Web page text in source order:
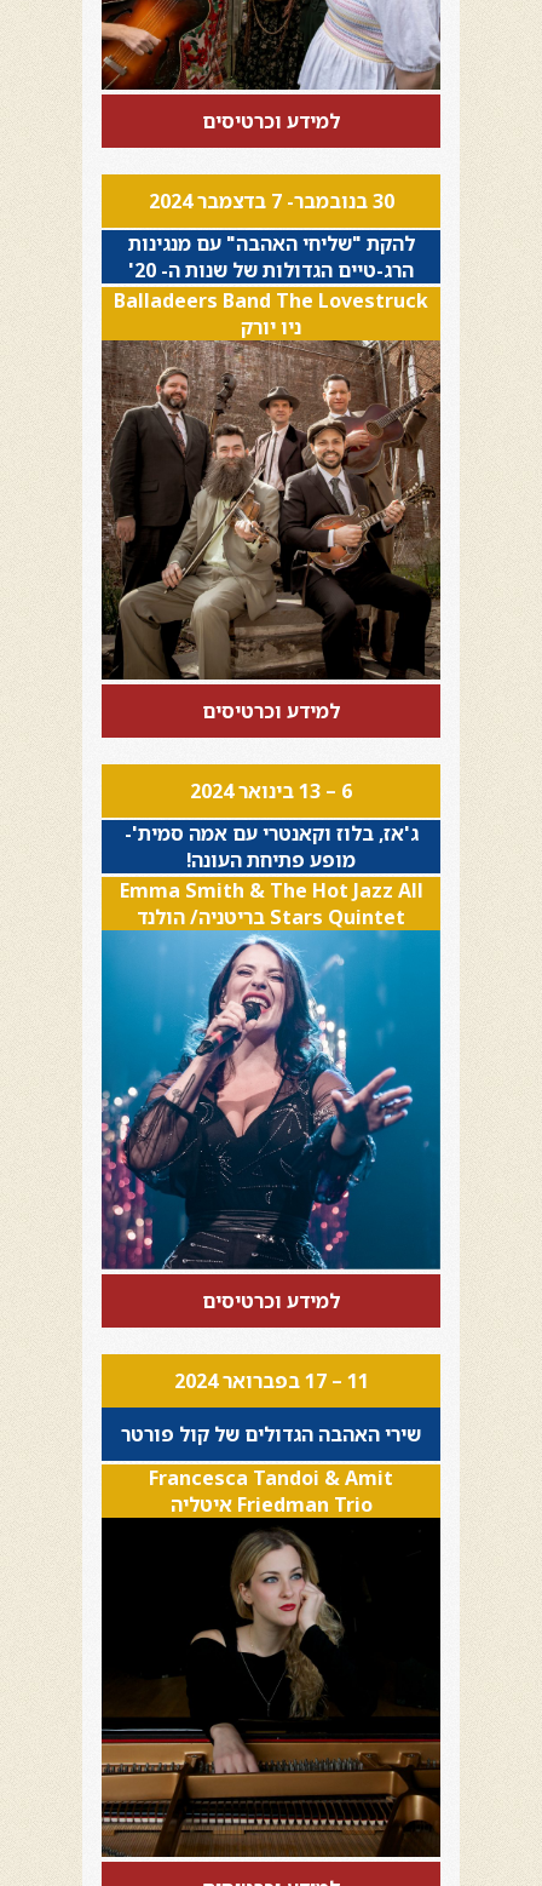
למידע וכרטיסים
30 בנובמבר- 7 בדצמבר 2024
להקת "שליחי האהבה" עם מנגינות
הרג-טיים הגדולות של שנות ה- 20'
Balladeers Band The Lovestruck
ניו יורק
למידע וכרטיסים
6 – 13 בינואר 2024
ג'אז, בלוז וקאנטרי עם אמה סמית'-
מופע פתיחת העונה!
Emma Smith & The Hot Jazz All
Stars Quintet בריטניה/ הולנד
למידע וכרטיסים
11 – 17 בפברואר 2024
שירי האהבה הגדולים של קול פורטר
Francesca Tandoi & Amit
Friedman Trio איטליה